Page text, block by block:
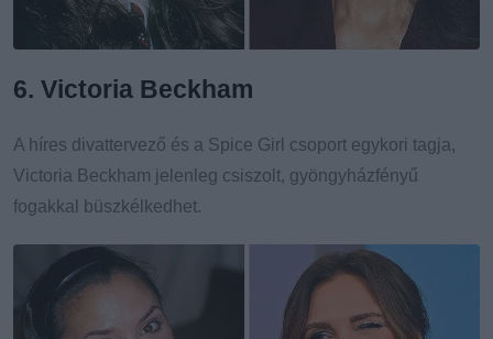
6. Victoria Beckham
A híres divattervező és a Spice Girl csoport egykori tagja,
Victoria Beckham jelenleg csiszolt, gyöngyházfényű
fogakkal büszkélkedhet.